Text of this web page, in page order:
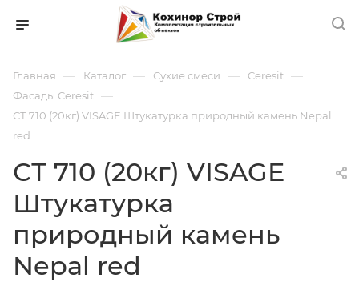
Главная — Каталог — Сухие смеси — Ceresit —
Фасады Ceresit —
СТ 710 (20кг) VISAGE Штукатурка природный камень Nepal
red
СТ 710 (20кг) VISAGE
Штукатурка
природный камень
Nepal red